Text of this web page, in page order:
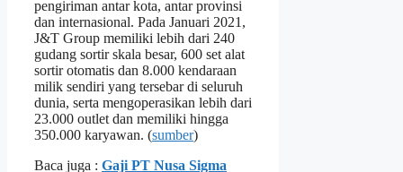
pengiriman antar kota, antar provinsi
dan internasional. Pada Januari 2021,
J&T Group memiliki lebih dari 240
gudang sortir skala besar, 600 set alat
sortir otomatis dan 8.000 kendaraan
milik sendiri yang tersebar di seluruh
dunia, serta mengoperasikan lebih dari
23.000 outlet dan memiliki hingga
350.000 karyawan. (sumber)
Baca juga : Gaji PT Nusa Sigma